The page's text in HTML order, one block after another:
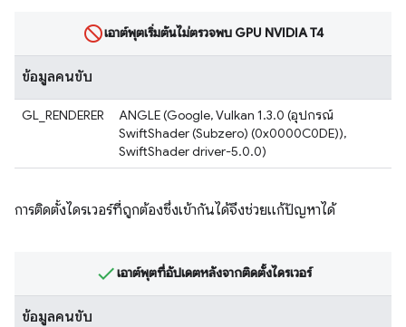
เอาต์พุตเริ่มต้นไม่ตรวจพบ GPU NVIDIA T4
ข้อมูลคนขับ
GL_RENDERER
ANGLE (Google, Vulkan 1.3.0 (อุปกรณ์
SwiftShader (Subzero) (0x0000C0DE)),
SwiftShader driver-5.0.0)
การติดตั้งไดรเวอร์ที่ถูกต้องซึ่งเข้ากันได้จึงช่วยแก้ปัญหาได้
เอาต์พุตที่อัปเดตหลังจากติดตั้งไดรเวอร์
ข้อมูลคนขับ